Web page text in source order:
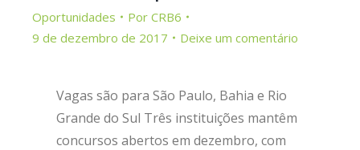
Oportunidades Por CRB6
9 de dezembro de 2017
Deixe um comentário
Vagas são para São Paulo, Bahia e Rio
Grande do Sul Três instituições mantêm
concursos abertos em dezembro, com